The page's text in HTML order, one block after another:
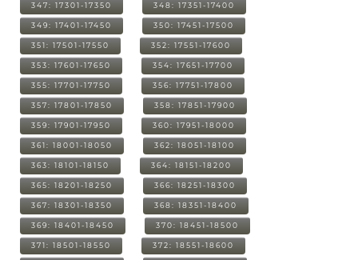
347: 17301-17350 348: 17351-17400
349: 17401-17450 350: 17451-17500
351: 17501-17550 352: 17551-17600
353: 17601-17650 354: 17651-17700
355: 17701-17750 356: 17751-17800
357: 17801-17850 358: 17851-17900
359: 17901-17950 360: 17951-18000
361: 18001-18050 362: 18051-18100
363: 18101-18150 364: 18151-18200
365: 18201-18250 366: 18251-18300
367: 18301-18350 368: 18351-18400
369: 18401-18450 370: 18451-18500
371: 18501-18550 372: 18551-18600